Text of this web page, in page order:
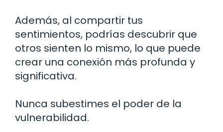
Además, al compartir tus
sentimientos, podrías descubrir que
otros sienten lo mismo, lo que puede
crear una conexión más profunda y
significativa.
Nunca subestimes el poder de la
vulnerabilidad.